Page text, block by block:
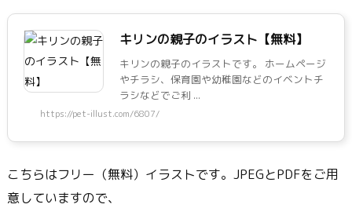
キリンの親子のイラスト【無料】
キリンの親子のイラストです。 ホームページ
やチラシ、保育園や幼稚園などのイベントチ
ラシなどでご利 ...
https://pet-illust.com/6807/
こちらはフリー（無料）イラストです。JPEGとPDFをご用
意していますので、